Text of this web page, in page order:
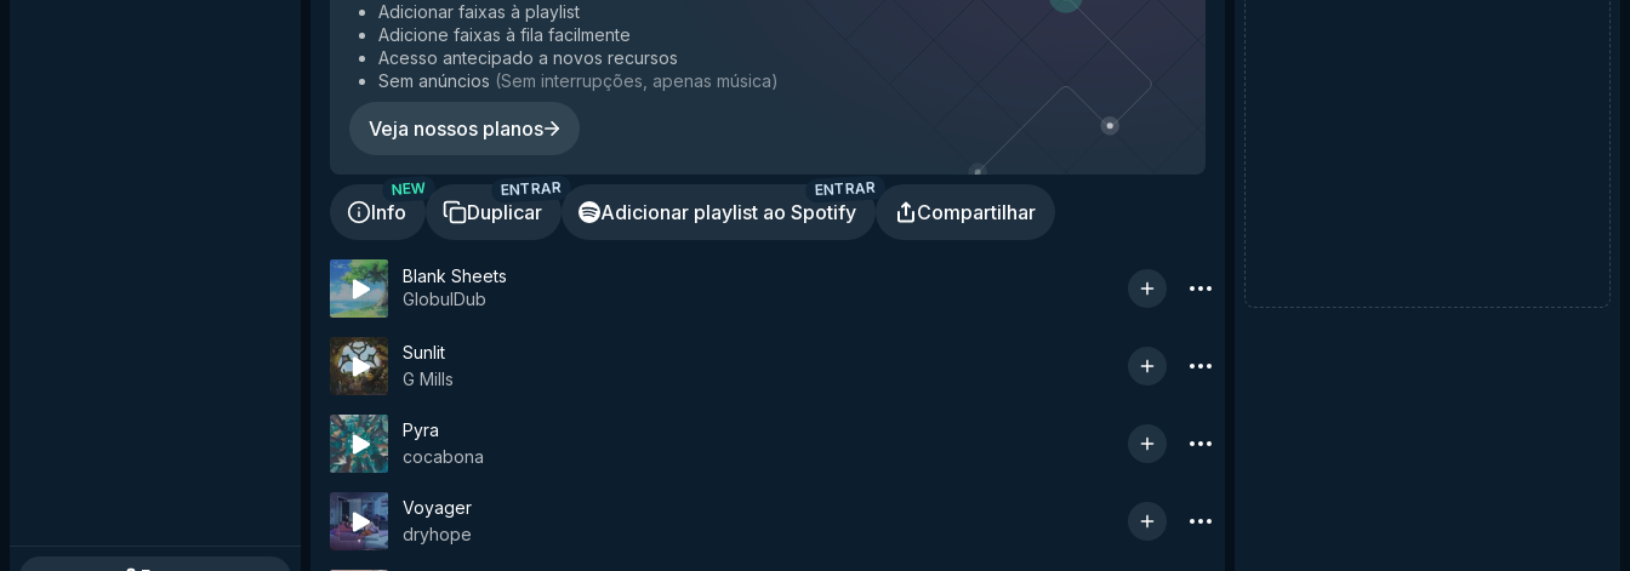
Adicionar faixas à playlist
Adicione faixas à fila facilmente
Acesso antecipado a novos recursos
Sem anúncios (Sem interrupções, apenas música)
Veja nossos planos
Info
NEW
Duplicar
ENTRAR
Adicionar playlist ao Spotify
ENTRAR
Compartilhar
Blank Sheets
GlobulDub
Sunlit
G Mills
Pyra
cocabona
Voyager
dryhope